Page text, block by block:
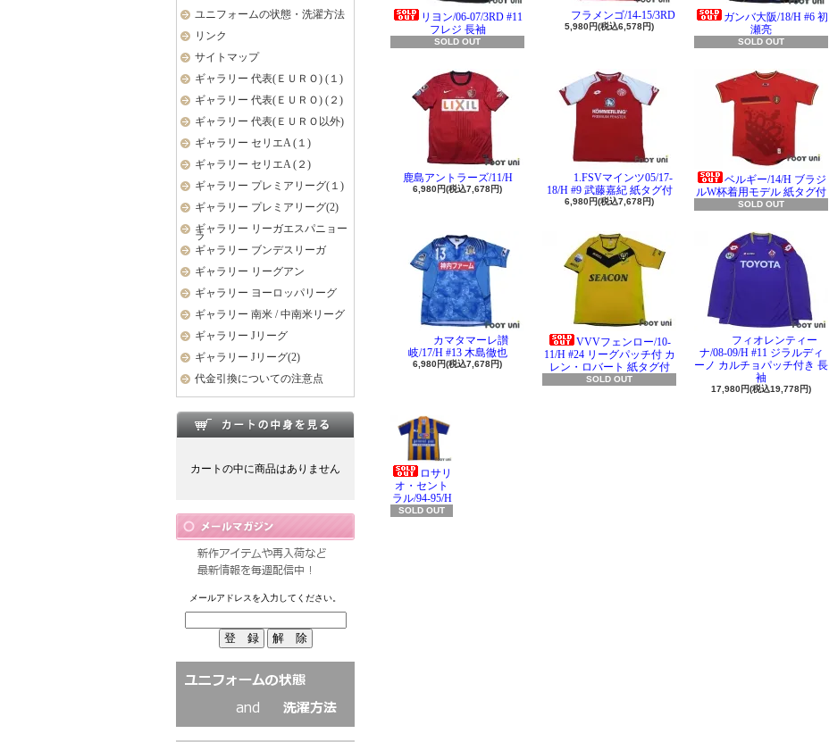
ユニフォームの状態・洗濯方法
リンク
サイトマップ
ギャラリー 代表(ＥＵＲＯ) (１)
ギャラリー 代表(ＥＵＲＯ) (２)
ギャラリー 代表(ＥＵＲＯ以外)
ギャラリー セリエA (１)
ギャラリー セリエA (２)
ギャラリー プレミアリーグ(１)
ギャラリー プレミアリーグ(2)
ギャラリー リーガエスパニョー
ラ
ギャラリー ブンデスリーガ
ギャラリー リーグアン
ギャラリー ヨーロッパリーグ
ギャラリー 南米 / 中南米リーグ
ギャラリー Jリーグ
ギャラリー Jリーグ(2)
代金引換についての注意点
カートの中に商品はありません
メールアドレスを入力してください。
リヨン/06-07/3RD #11
フレジ 長袖
SOLD OUT
フラメンゴ/14-15/3RD
5,980円(税込6,578円)
ガンバ大阪/18/H #6 初
瀬亮
SOLD OUT
鹿島アントラーズ/11/H
6,980円(税込7,678円)
1.FSVマインツ05/17-
18/H #9 武藤嘉紀 紙タグ付
6,980円(税込7,678円)
ベルギー/14/H ブラジ
ルW杯着用モデル 紙タグ付
SOLD OUT
カマタマーレ讃
岐/17/H #13 木島徹也
6,980円(税込7,678円)
VVVフェンロー/10-
11/H #24 リーグパッチ付 カ
レン・ロバート 紙タグ付
SOLD OUT
フィオレンティー
ナ/08-09/H #11 ジラルディ
ーノ カルチョパッチ付き 長
袖
17,980円(税込19,778円)
ロサリ
オ・セント
ラル/94-95/H
SOLD OUT